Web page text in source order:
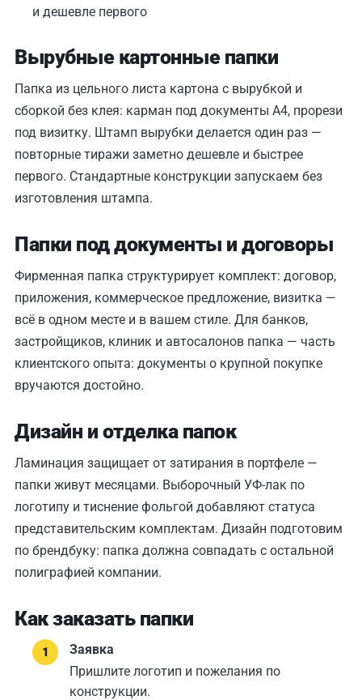
и дешевле первого
Вырубные картонные папки
Папка из цельного листа картона с вырубкой и
сборкой без клея: карман под документы А4, прорези
под визитку. Штамп вырубки делается один раз —
повторные тиражи заметно дешевле и быстрее
первого. Стандартные конструкции запускаем без
изготовления штампа.
Папки под документы и договоры
Фирменная папка структурирует комплект: договор,
приложения, коммерческое предложение, визитка —
всё в одном месте и в вашем стиле. Для банков,
застройщиков, клиник и автосалонов папка — часть
клиентского опыта: документы о крупной покупке
вручаются достойно.
Дизайн и отделка папок
Ламинация защищает от затирания в портфеле —
папки живут месяцами. Выборочный УФ-лак по
логотипу и тиснение фольгой добавляют статуса
представительским комплектам. Дизайн подготовим
по брендбуку: папка должна совпадать с остальной
полиграфией компании.
Как заказать папки
Заявка
Пришлите логотип и пожелания по
конструкции.